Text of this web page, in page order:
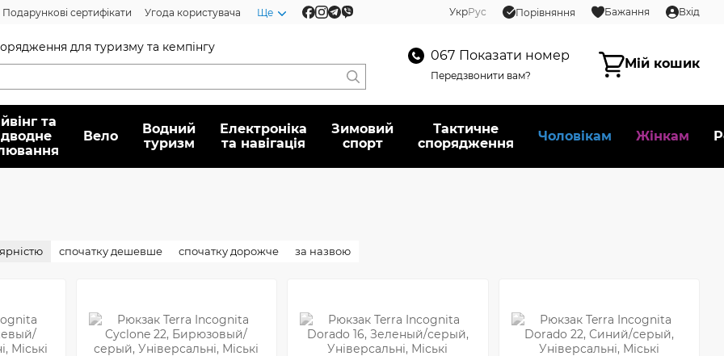
Подарункові сертифікати Угода користувача Ще УкрРус Порівняння Бажання Вхід
для туризму та кемпінгу
067 Показати номер
Передзвонити вам?
Мій кошик
та
Вело
Водний
туризм
Електроніка
та навігація
Зимовий
спорт
Тактичне
спорядження
Чоловікам Жінкам
спочатку дешевше спочатку дорожче за назвою